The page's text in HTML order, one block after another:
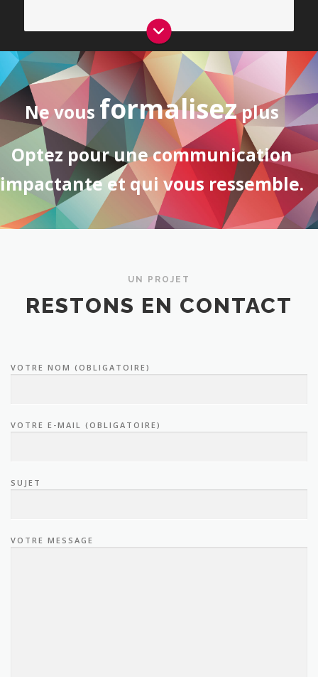
Ne vous formalisezplus
Optez pourune communication
impactante et qui vous ressemble.
UN PROJET
RESTONS EN CONTACT
VOTRE NOM (OBLIGATOIRE)
VOTRE E-MAIL (OBLIGATOIRE)
SUJET
VOTRE MESSAGE